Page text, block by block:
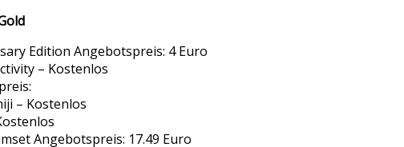
Edition Angebotspreis: 4 Euro
– Kostenlos
– Kostenlos
Angebotspreis: 17.49 Euro